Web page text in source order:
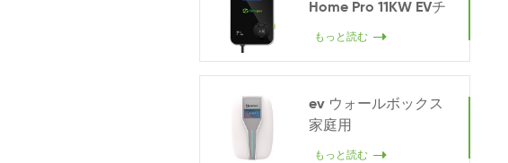
Home Pro 11KW EVチ
ャージャー
もっと読む
ev ウォールボックス
家庭用
もっと読む